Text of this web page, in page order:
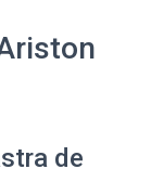
de